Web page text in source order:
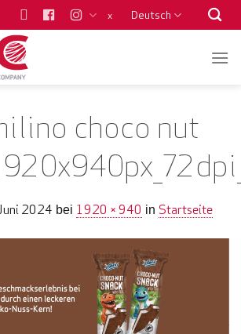
x Deutsch
choco nut
2024 bei 1920 × 940 in Startseite